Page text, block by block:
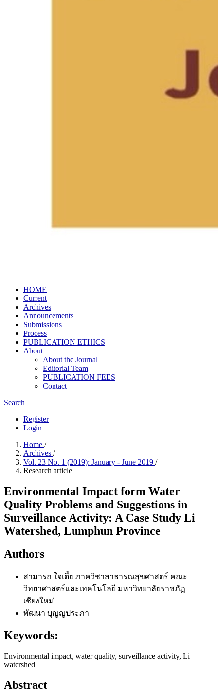
HOME
Current
Archives
Announcements
Submissions
Process
PUBLICATION​ ETHICS
About
About the Journal
Editorial Team
PUBLICATION FEES
Contact
Search
Register
Login
Home /
Archives /
Vol. 23 No. 1 (2019): January - June 2019 /
Research article
Environmental Impact form Water
Quality Problems and Suggestions in
Surveillance Activity: A Case Study Li
Watershed, Lumphun Province
Authors
สามารถ ใจเตี้ย ภาควิชาสาธารณสุขศาสตร์ คณะ
วิทยาศาสตร์และเทคโนโลยี มหาวิทยาลัยราชภัฏ
เชียงใหม่
พัฒนา บุญญประภา
Keywords:
Environmental impact, water quality, surveillance activity, Li
watershed
Abstract